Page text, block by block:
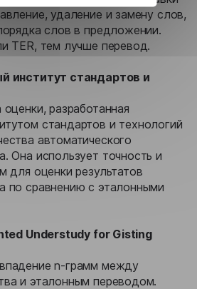
удаление и замену слов,
слов в предложении.
TER, тем лучше перевод.
институт стандартов и
разработанная
стандартов и технологий
автоматического
Она использует точность и
для оценки результатов
по сравнению с эталонными
Understudy for Gisting
n-грамм между
и эталонным переводом.